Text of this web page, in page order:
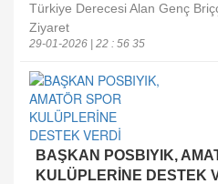
Türkiye Derecesi Alan Genç
Ziyaret
29-01-2026 | 22 : 56 35
BAŞKAN POSBIYIK,
KULÜPLERİNE DESTEK